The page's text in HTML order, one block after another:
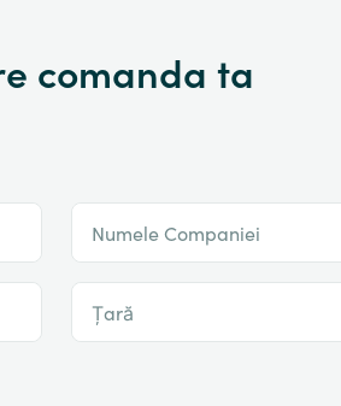
comanda ta
Numele Companiei
Țară